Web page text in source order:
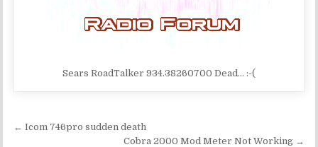
Sears RoadTalker 934.38260700 Dead… :-(
Navigazione articoli
← Icom 746pro sudden death
Cobra 2000 Mod Meter Not Working →